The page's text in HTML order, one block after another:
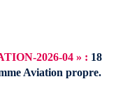
2026-04 » : 18
Aviation propre.